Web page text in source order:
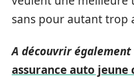
sans pour autant trop
A découvrir également
assurance auto